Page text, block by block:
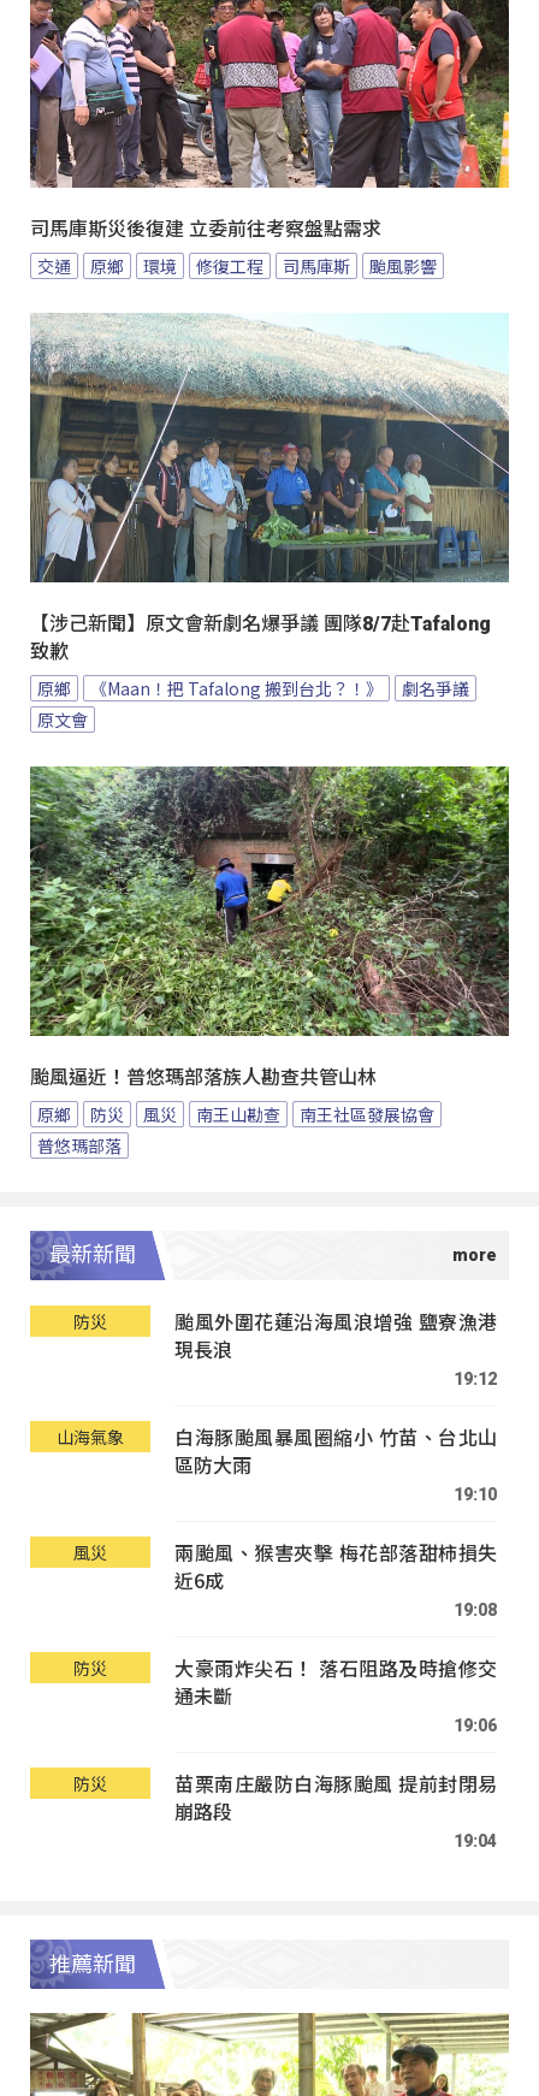
司馬庫斯災後復建 立委前往考察盤點需求
交通 原鄉 環境 修復工程 司馬庫斯 颱風影響
【涉己新聞】原文會新劇名爆爭議 團隊8/7赴Tafalong
致歉
原鄉 《Maan！把 Tafalong 搬到台北？！》
劇名爭議
原文會
颱風逼近！普悠瑪部落族人勘查共管山林
原鄉 防災 風災 南王山勘查
南王社區發展協會
普悠瑪部落
最新新聞
防災
颱風外圍花蓮沿海風浪增強 鹽寮漁港
現長浪
19:12
山海氣象
白海豚颱風暴風圈縮小 竹苗、台北山
區防大雨
19:10
風災
兩颱風、猴害夾擊 梅花部落甜柿損失
近6成
19:08
防災
大豪雨炸尖石！ 落石阻路及時搶修交
通未斷
19:06
防災
苗栗南庄嚴防白海豚颱風 提前封閉易
崩路段
19:04
推薦新聞